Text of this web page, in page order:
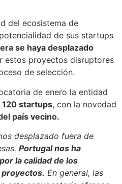
del ecosistema de
de sus startups
se haya desplazado
estos proyectos disruptores
de selección.
de enero la entidad
120 startups, con la novedad
país vecino.
desplazado fuera de
Portugal nos ha
la calidad de los
En general, las